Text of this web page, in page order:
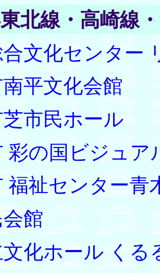
北線・高崎線
合文化センター
南平文化会館
芝市民ホール
彩の国ビジュア
福祉センター青
館
化ホール くる